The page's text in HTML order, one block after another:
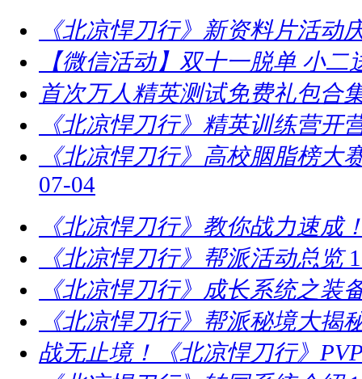
《北凉悍刀行》新资料片活动
【微信活动】双十一脱单 小二
首次万人精英测试免费礼包合
《北凉悍刀行》精英训练营开
《北凉悍刀行》高校胭脂榜大
07-04
《北凉悍刀行》教你战力速成
《北凉悍刀行》帮派活动总览
《北凉悍刀行》成长系统之装
《北凉悍刀行》帮派秘境大揭
战无止境！《北凉悍刀行》